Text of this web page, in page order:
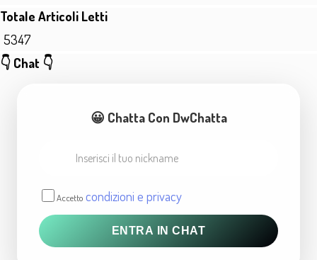
Salta blocco Totale Articoli Letti
Totale Articoli Letti
5347
Salta blocco 👇 Chat 👇
👇 Chat 👇
😀 Chatta Con DwChatta
Accetto condizioni e privacy
ENTRA IN CHAT